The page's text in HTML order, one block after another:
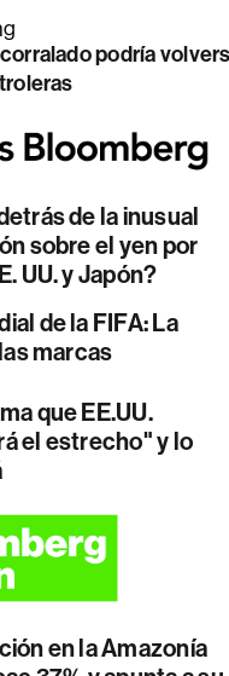
podría
de la inusual
sobre el yen por
UU. y Japón?
de la FIFA: La
marcas
que EE.UU.
el estrecho" y lo
en la Amazonía